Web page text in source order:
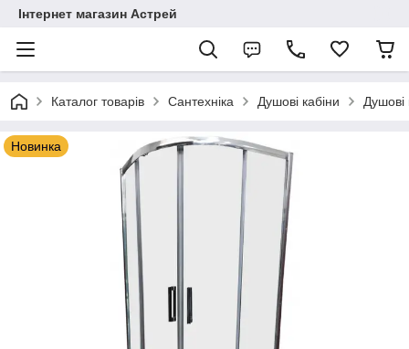
Інтернет магазин Астрей
Каталог товарів Сантехніка Душові кабіни Душові
Новинка